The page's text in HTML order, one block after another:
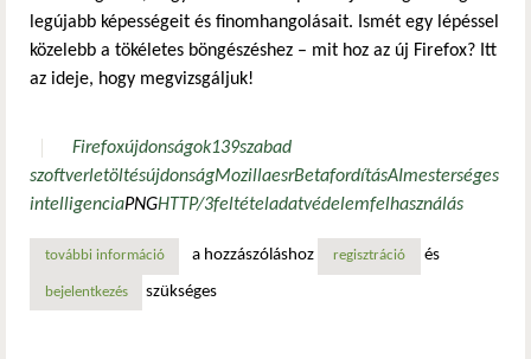
legújabb képességeit és finomhangolásait. Ismét egy lépéssel
közelebb a tökéletes böngészéshez – mit hoz az új Firefox? Itt
az ideje, hogy megvizsgáljuk!
Firefoxújdonságok139szabad
szoftverletöltésújdonságMozillaesrBetafordításAImesterséges
intelligenciaPNGHTTP/3feltételadatvédelemfelhasználás
további információfirefox 139: elérhető a nyilvános bétatesztelésre – mit
a hozzászóláshoz regisztráció és
bejelentkezés szükséges